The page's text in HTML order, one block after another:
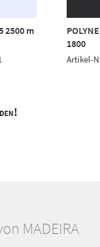
2500 m
1800
Artikel-
MADEIRA